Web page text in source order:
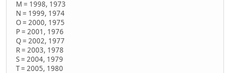
M = 1998, 1973
N = 1999, 1974
O = 2000, 1975
P = 2001, 1976
Q = 2002, 1977
R = 2003, 1978
S = 2004, 1979
T = 2005, 1980